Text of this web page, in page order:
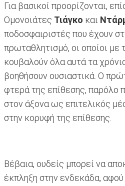
Για βασικοί προορίζονται,
Ομονοιάτες Τιάγκο και
ποδοσφαιριστές που έχουν
πρωταθλητισμό, οι οποίοι με
κουβαλούν όλα αυτά τα
βοηθήσουν ουσιαστικά. Ο
φτερά της επίθεσης, παρόλο
στον άξονα ως επιτελικός
στην κορυφή της επίθεσης.
Βέβαια, ουδείς μπορεί να
έκπληξη στην ενδεκάδα, αφού